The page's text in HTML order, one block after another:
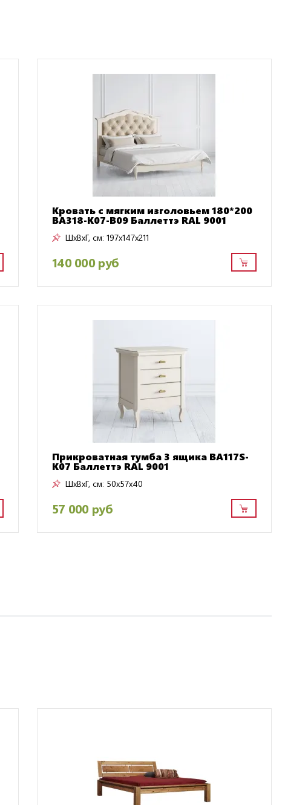
Кровать с мягким изголовьем 180*200
BA318-K07-B09 Баллеттэ RAL 9001
ШxВxГ, см: 197x147x211
140 000 руб
Прикроватная тумба 3 ящика BA117S-
K07 Баллеттэ RAL 9001
ШxВxГ, см: 50x57x40
57 000 руб